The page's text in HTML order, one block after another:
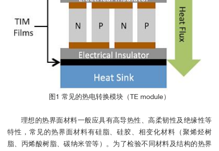
图1 常见的热电转换模块（TE module）
理想的热界面材料一般应具有高导热性、高柔韧性及绝缘性等
特性，常见的热界面材料有硅脂、硅胶、相变化材料（聚烯烃树
脂、丙烯酸树脂、碳纳米管等）。为了检验不同材料及结构的热界